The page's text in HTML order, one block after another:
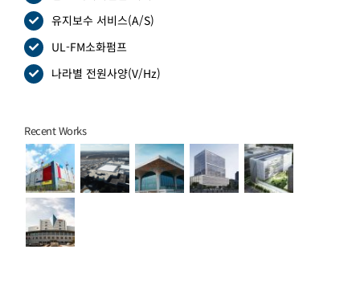
유지보수 서비스(A/S)
UL-FM소화펌프
나라별 전원사양(V/Hz)
Recent Works